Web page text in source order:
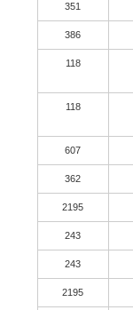
351
386
118
118
607
362
2195
243
243
2195